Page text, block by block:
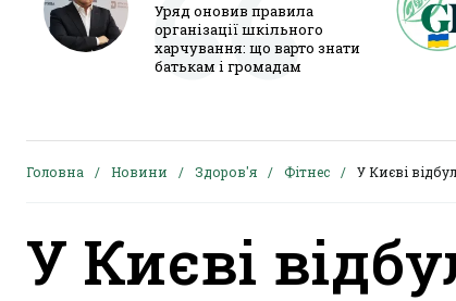
Уряд оновив правила
організації шкільного
харчування: що варто знати
батькам і громадам
Головна Новини Здоров'я Фітнес У Києві
У Києві